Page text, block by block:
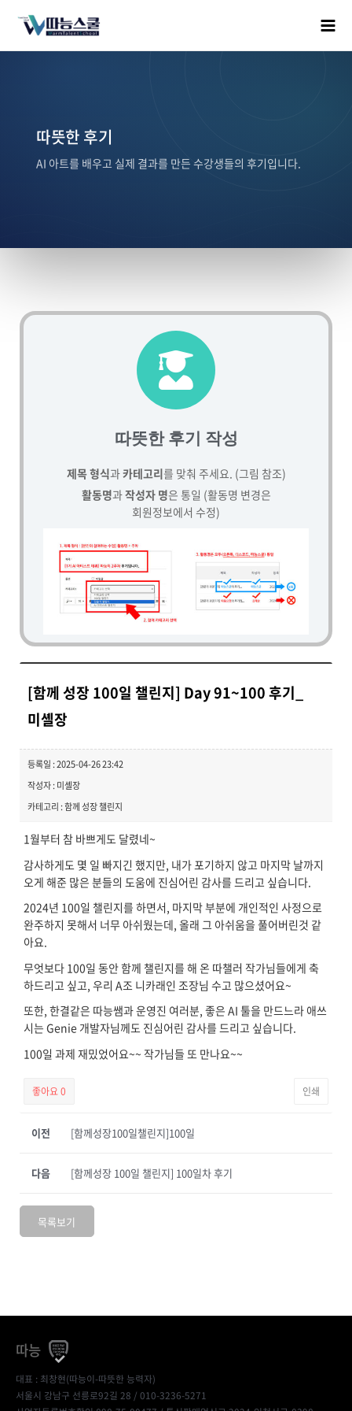
따뜻한 후기
AI 아트를 배우고 실제 결과를 만든 수강생들의 후기입니다.
따뜻한 후기 작성
제목 형식과카테고리를 맞춰 주세요. (그림 참조)
활동명과작성자 명은 통일 (활동명 변경은
회원정보에서 수정)
[함께 성장 100일 챌린지] Day 91~100 후기_
미셸장
등록일 : 2025-04-26 23:42
작성자 : 미셸장
카테고리 : 함께 성장 챌린지
1월부터 참 바쁘게도 달렸네~
감사하게도 몇 일 빠지긴 했지만, 내가 포기하지 않고 마지막 날까지
오게 해준 많은 분들의 도움에 진심어린 감사를 드리고 싶습니다.
2024년 100일 챌린지를 하면서, 마지막 부분에 개인적인 사정으로
완주하지 못해서 너무 아쉬웠는데, 올래 그 아쉬움을 풀어버린것 같
아요.
무엇보다 100일 동안 함께 챌린지를 해 온 따챌러 작가님들에게 축
하드리고 싶고, 우리 A조 니카래인 조장님 수고 많으셨어요~
또한, 한결같은 따능쌤과 운영진 여러분, 좋은 AI 툴을 만드느라 애쓰
시는 Genie 개발자님께도 진심어린 감사를 드리고 싶습니다.
100일 과제 재밌었어요~~ 작가님들 또 만나요~~
좋아요0 인쇄
이전 [함께성장100일챌린지]100일
[함께성장 100일 챌린지] 100일차 후기
다음
목록보기
따능
대표 : 최창현(따능이-따뜻한 능력자)
서울시 강남구 선릉로92길 28 / 010-3236-5271